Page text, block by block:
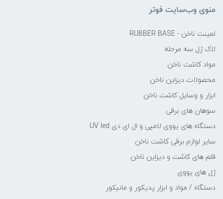
منوی وب‌سایت فوتر
لمینت ناخن - RUBBER BASE
لاک ژل سه مرحله
مواد کاشت ناخن
محصولات دیزاین ناخن
ابزار و وسایل کاشت ناخن
سوهان های برقی
دستگاه های یووی لامپی و ال ای دی UV led
سایر لوازم برقی کاشت ناخن
قلم های کاشت و دیزاین ناخن
ژل های یووی
دستگاه / مواد و ابزار پدیکور و مانیکور